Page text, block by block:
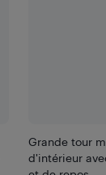
Grande tour
d'intérieur